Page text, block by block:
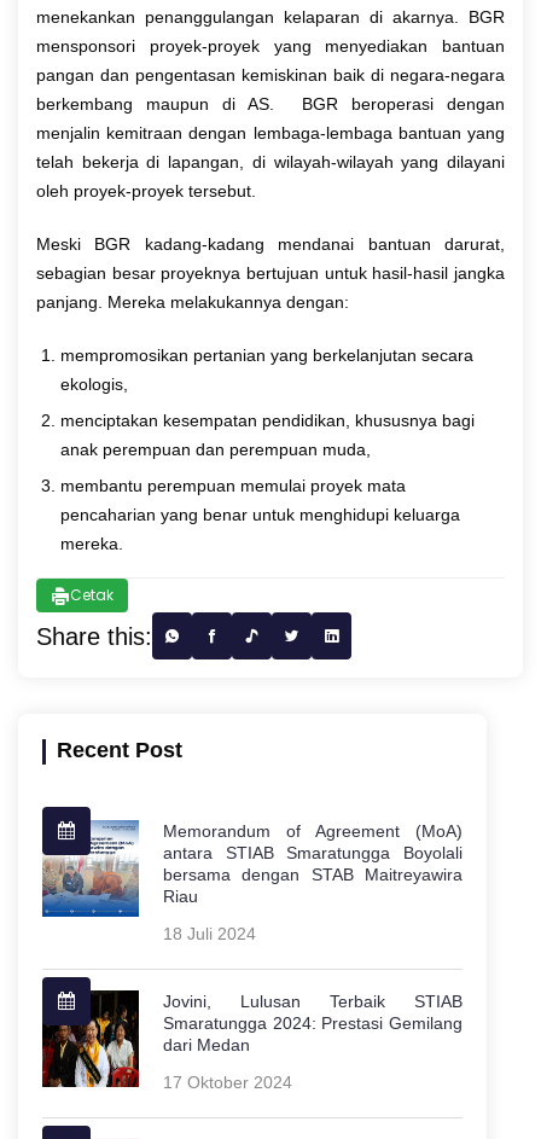
menekankan penanggulangan kelaparan di akarnya. BGR
mensponsori proyek-proyek yang menyediakan bantuan
pangan dan pengentasan kemiskinan baik di negara-negara
berkembang maupun di AS. BGR beroperasi dengan
menjalin kemitraan dengan lembaga-lembaga bantuan yang
telah bekerja di lapangan, di wilayah-wilayah yang dilayani
oleh proyek-proyek tersebut.
Meski BGR kadang-kadang mendanai bantuan darurat,
sebagian besar proyeknya bertujuan untuk hasil-hasil jangka
panjang. Mereka melakukannya dengan:
mempromosikan pertanian yang berkelanjutan secara
ekologis,
menciptakan kesempatan pendidikan, khususnya bagi
anak perempuan dan perempuan muda,
membantu perempuan memulai proyek mata
pencaharian yang benar untuk menghidupi keluarga
mereka.
Cetak
Share this:
Recent Post
Memorandum of Agreement (MoA)
antara STIAB Smaratungga Boyolali
bersama dengan STAB Maitreyawira
Riau
18 Juli 2024
Jovini, Lulusan Terbaik STIAB
Smaratungga 2024: Prestasi Gemilang
dari Medan
17 Oktober 2024